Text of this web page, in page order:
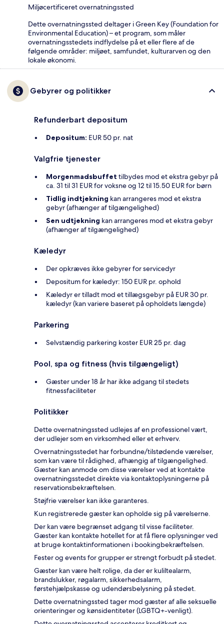
Miljøcertificeret overnatningssted
Dette overnatningssted deltager i Green Key (Foundation for
Environmental Education) – et program, som måler
overnatningsstedets indflydelse på et eller flere af de
følgende områder: miljøet, samfundet, kulturarven og den
lokale økonomi.
Gebyrer og politikker
Refunderbart depositum
Depositum: EUR 50 pr. nat
Valgfrie tjenester
Morgenmadsbuffet tilbydes mod et ekstra gebyr på
ca. 31 til 31 EUR for voksne og 12 til 15.50 EUR for børn
Tidlig indtjekning kan arrangeres mod et ekstra
gebyr (afhænger af tilgængelighed)
Sen udtjekning kan arrangeres mod et ekstra gebyr
(afhænger af tilgængelighed)
Kæledyr
Der opkræves ikke gebyrer for servicedyr
Depositum for kæledyr: 150 EUR pr. ophold
Kæledyr er tilladt mod et tillægsgebyr på EUR 30 pr.
kæledyr (kan variere baseret på opholdets længde)
Parkering
Selvstændig parkering koster EUR 25 pr. dag
Pool, spa og fitness (hvis tilgængeligt)
Gæster under 18 år har ikke adgang til stedets
fitnessfaciliteter
Politikker
Dette overnatningssted udlejes af en professionel vært,
der udlejer som en virksomhed eller et erhverv.
Overnatningsstedet har forbundne/tilstødende værelser,
som kan være til rådighed, afhængig af tilgængelighed.
Gæster kan anmode om disse værelser ved at kontakte
overnatningsstedet direkte via kontaktoplysningerne på
reservationsbekræftelsen.
Støjfrie værelser kan ikke garanteres.
Kun registrerede gæster kan opholde sig på værelserne.
Der kan være begrænset adgang til visse faciliteter.
Gæster kan kontakte hotellet for at få flere oplysninger ved
at bruge kontaktinformationen i bookingbekræftelsen.
Fester og events for grupper er strengt forbudt på stedet.
Gæster kan være helt rolige, da der er kuliltealarm,
brandslukker, røgalarm, sikkerhedsalarm,
førstehjælpskasse og udendørsbelysning på stedet.
Dette overnatningssted tager mod gæster af alle seksuelle
orienteringer og kønsidentiteter (LGBTQ+-venligt).